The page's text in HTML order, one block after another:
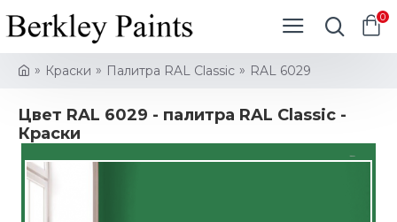
0
Краски Палитра RAL Classic RAL 6029
Цвет RAL 6029 - палитра RAL Classic -
Краски